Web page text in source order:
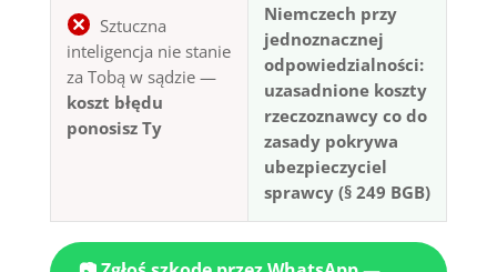
Sztuczna
inteligencja nie stanie
za Tobą w sądzie —
koszt błędu
ponosisz Ty
Niemczech przy
jednoznacznej
odpowiedzialności:
uzasadnione koszty
rzeczoznawcy co do
zasady pokrywa
ubezpieczyciel
sprawcy (§ 249 BGB)